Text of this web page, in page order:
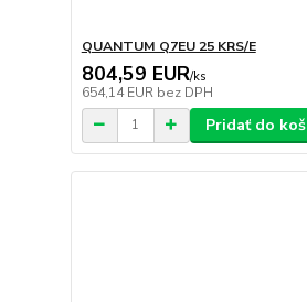
QUANTUM Q7EU 25 KRS/E
804,59 EUR/ks
654,14 EUR bez DPH
Pridať do